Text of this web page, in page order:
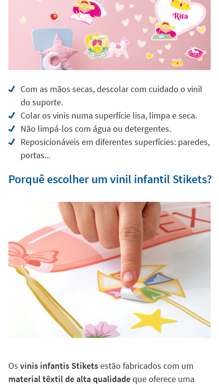
Com as mãos secas, descolar com cuidado o vinil
do suporte.
Colar os vinis numa superfície lisa, limpa e seca.
Não limpá-los com água ou detergentes.
Reposicionáveis em diferentes superfícies: paredes,
portas...
Porquê escolher um vinil infantil Stikets?
Os vinis infantis Stiketsestão fabricados com um
material têxtil de alta qualidadeque oferece uma